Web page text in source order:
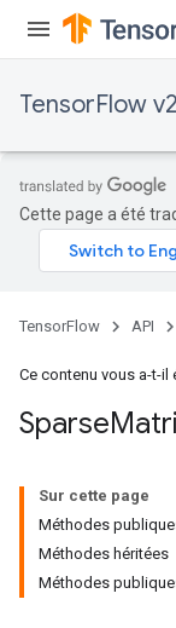
TensorFlow
Cette page a été
TensorFlow API
Ce contenu vous a-t-il
Sparse
Sur cette page
Méthodes
Méthodes héritées
Méthodes